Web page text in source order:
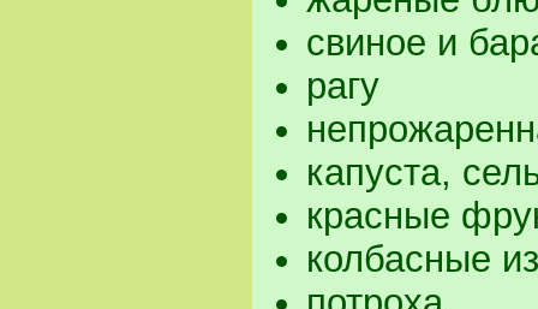
свиное и
рагу
капуста,
красные
колбасные